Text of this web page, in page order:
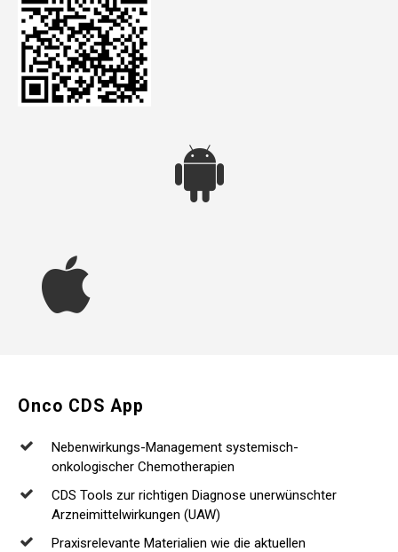
Onco CDS App
Nebenwirkungs-Management systemisch-
onkologischer Chemotherapien
CDS Tools zur richtigen Diagnose unerwünschter
Arzneimittelwirkungen (UAW)
Praxisrelevante Materialien wie die aktuellen